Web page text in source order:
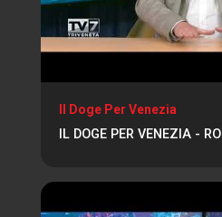
Il Doge Per Venezia
IL DOGE PER VENEZIA -